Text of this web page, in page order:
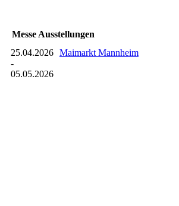
Messe Ausstellungen
25.04.2026
-
05.05.2026
Maimarkt Mannheim